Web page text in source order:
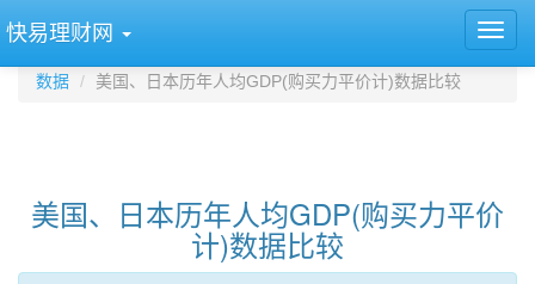
快易理财网
数据 美国、日本历年人均GDP(购买力平价计)数据比较
美国、日本历年人均GDP(购买力平价
计)数据比较